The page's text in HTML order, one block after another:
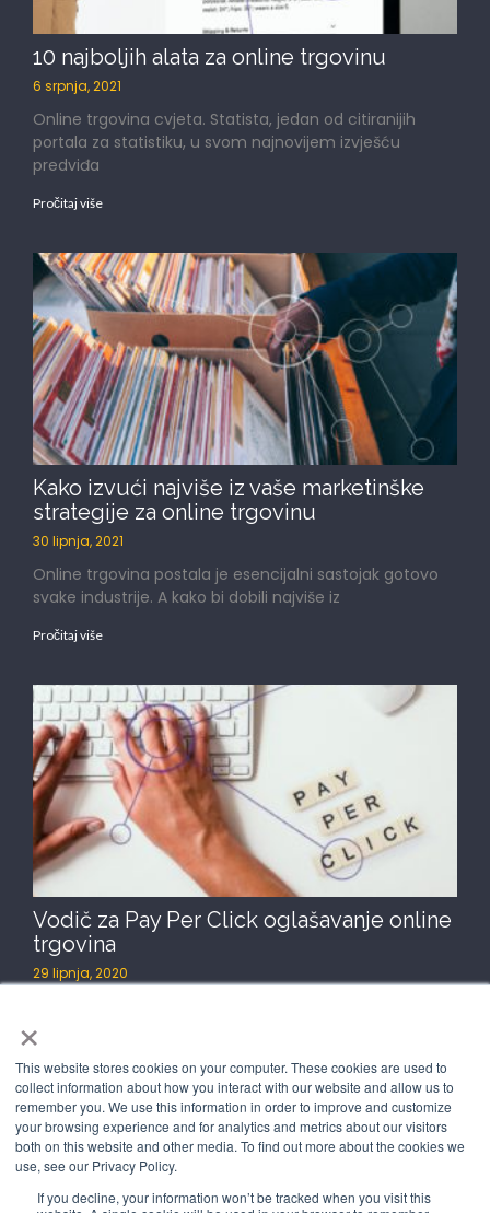
×
This website stores cookies on your computer. These cookies are used to
collect information about how you interact with our website and allow us to
remember you. We use this information in order to improve and customize
your browsing experience and for analytics and metrics about our visitors
both on this website and other media. To find out more about the cookies we
use, see our Privacy Policy.
If you decline, your information won’t be tracked when you visit this
10 najboljih alata za online trgovinu
6 srpnja, 2021
Online trgovina cvjeta. Statista, jedan od citiranijih
portala za statistiku, u svom najnovijem izvješću
predviđa
Pročitaj više
Kako izvući najviše iz vaše marketinške
strategije za online trgovinu
30 lipnja, 2021
Online trgovina postala je esencijalni sastojak gotovo
svake industrije. A kako bi dobili najviše iz
Pročitaj više
Vodič za Pay Per Click oglašavanje online
trgovina
29 lipnja, 2020
alata za generiranje rasta online trgovine i, naravno,
Pročitaj više